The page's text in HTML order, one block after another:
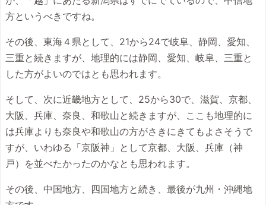
方というべきですね。
その後、東海４県として、21から24で岐阜、静岡、愛知、
三重と続きますが、地理的には静岡、愛知、岐阜、三重と
した方がよいのではとも思われます。
そして、次に近畿地方として、25から30で、滋賀、京都、
大阪、兵庫、奈良、和歌山と続きますが、ここも地理的に
は兵庫よりも奈良や和歌山の方がさきにきてもよさそうで
すが、いわゆる「京阪神」として京都、大阪、兵庫（神
戸）を並べたかったのかなとも思われます。
その後、中国地方、四国地方と続き、最後が九州・沖縄地